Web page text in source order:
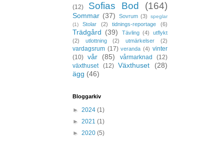
(12)
Sofias Bod (164)
Sommar (37) Sovrum (3)
speglar
(1)
Stolar (2) tidnings-reportage (6)
Trädgård (39) Tävling (4)
utflykt
(2)
utlottning (2) utmärkelser (2)
vardagsrum (17) veranda (4) vinter
(10) vår (85) vårmarknad
(12)
växthuset
(12) Växthuset
(28)
ägg (46)
Bloggarkiv
► 2024 (1)
► 2021 (1)
► 2020 (5)